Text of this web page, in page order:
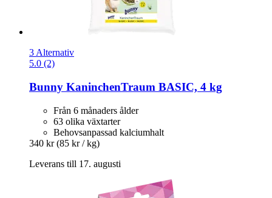
3 Alternativ
5.0 (2)
Bunny KaninchenTraum BASIC, 4 kg
Från 6 månaders ålder
63 olika växtarter
Behovsanpassad kalciumhalt
340 kr (85 kr / kg)
Leverans till 17. augusti